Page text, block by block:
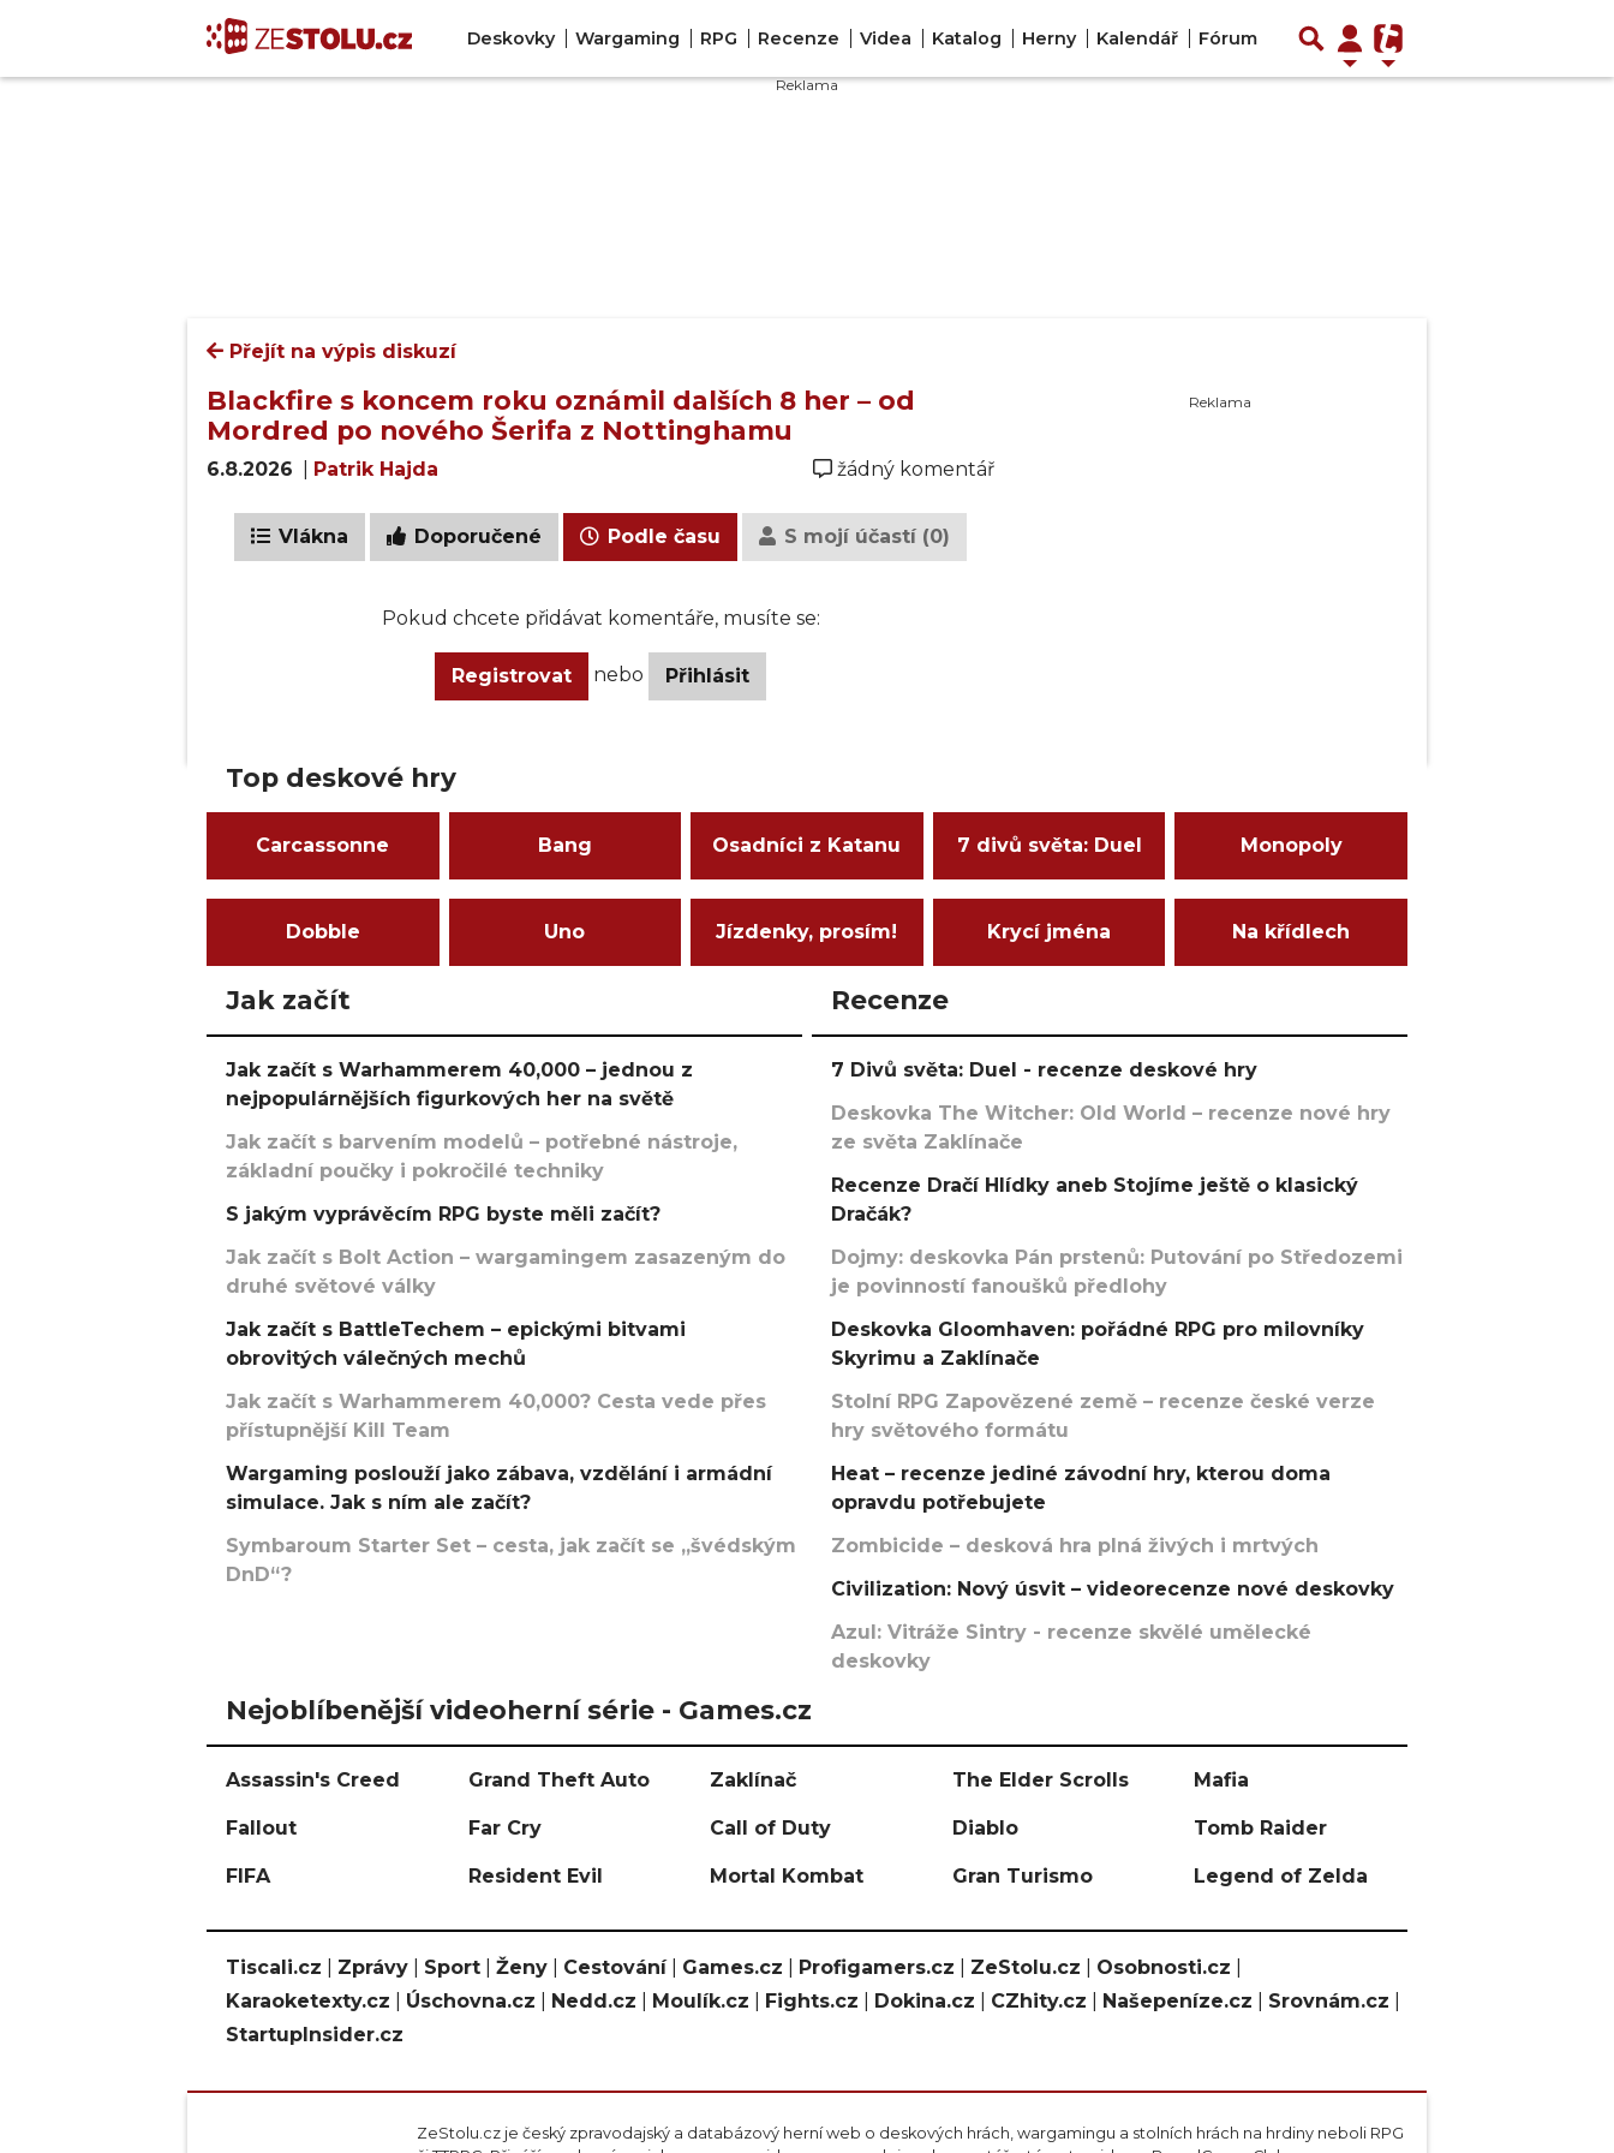
Deskovky Wargaming RPG Recenze Videa Katalog Herny Kalendář Fórum
Přejít na výpis diskuzí
Blackfire s koncem roku oznámil dalších 8 her – od
Mordred po nového Šerifa z Nottinghamu
6.8.2026 Patrik Hajda žádný komentář
Vlákna Doporučené Podle času S mojí účastí (0)
Pokud chcete přidávat komentáře, musíte se:
Registrovat nebo Přihlásit
Top deskové hry
Carcassonne Bang Osadníci z Katanu 7 divů světa: Duel Monopoly
Dobble Uno Jízdenky, prosím! Krycí jména Na křídlech
Jak začít
Jak začít s Warhammerem 40,000 – jednou z
nejpopulárnějších figurkových her na světě
Jak začít s barvením modelů – potřebné nástroje,
základní poučky i pokročilé techniky
S jakým vyprávěcím RPG byste měli začít?
Jak začít s Bolt Action – wargamingem zasazeným do
druhé světové války
Jak začít s BattleTechem – epickými bitvami
obrovitých válečných mechů
Jak začít s Warhammerem 40,000? Cesta vede přes
přístupnější Kill Team
Wargaming poslouží jako zábava, vzdělání i armádní
simulace. Jak s ním ale začít?
Symbaroum Starter Set – cesta, jak začít se „švédským
DnD“?
Recenze
7 Divů světa: Duel - recenze deskové hry
Deskovka The Witcher: Old World – recenze nové hry
ze světa Zaklínače
Recenze Dračí Hlídky aneb Stojíme ještě o klasický
Dračák?
Dojmy: deskovka Pán prstenů: Putování po Středozemi
je povinností fanoušků předlohy
Deskovka Gloomhaven: pořádné RPG pro milovníky
Skyrimu a Zaklínače
Stolní RPG Zapovězené země – recenze české verze
hry světového formátu
Heat – recenze jediné závodní hry, kterou doma
opravdu potřebujete
Zombicide – desková hra plná živých i mrtvých
Civilization: Nový úsvit – videorecenze nové deskovky
Azul: Vitráže Sintry - recenze skvělé umělecké
deskovky
Nejoblíbenější videoherní série - Games.cz
Assassin's Creed Grand Theft Auto Zaklínač The Elder Scrolls Mafia
Fallout Far Cry Call of Duty Diablo Tomb Raider
FIFA Resident Evil Mortal Kombat Gran Turismo Legend of Zelda
Tiscali.cz Zprávy Sport Ženy Cestování| Games.cz Profigamers.cz ZeStolu.cz Osobnosti.cz
Karaoketexty.cz
Úschovna.cz Nedd.cz Moulík.cz Fights.cz Dokina.cz CZhity.cz Našepeníze.cz Srovnám.cz
StartupInsider.cz
ZeStolu.cz je český zpravodajský a databázový herní web o deskových hrách, wargamingu a stolních hrách na hrdiny neboli RPG